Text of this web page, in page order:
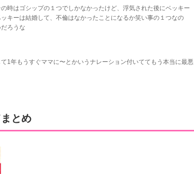
時はゴシップの１つでしかなかったけど、浮気された後にベッキー
キーは結婚して、不倫はなかったことになるか笑い事の１つなの
ろうな
1年もうすぐママに〜とかいうナレーション付いててもう本当に最悪
とめ